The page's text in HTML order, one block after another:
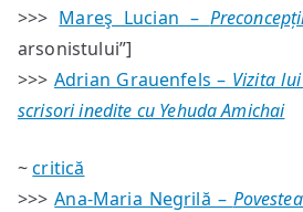
>>> Mareş Lucian –
arsonistului”]
>>> Adrian Grauenfels – Vizita
scrisori inedite cu Yehuda Amichai
~critică
>>>Ana-Maria Negrilă –